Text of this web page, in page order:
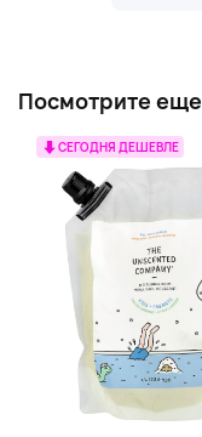
Посмотрите еще
СЕГОДНЯ ДЕШЕВЛЕ